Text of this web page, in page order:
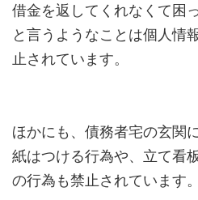
借金を返してくれなくて困
と言うようなことは個人情
止されています。
ほかにも、債務者宅の玄関
紙はつける行為や、立て看
の行為も禁止されています。